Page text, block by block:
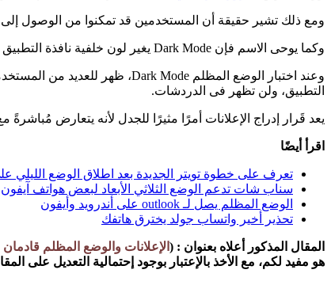
ومع ذلك تشير حقيقة أن المستخدمين قد تمكنوا من الوصول
وكما يوحى الاسم فإن Dark Mode يغير لون خلفية نافذة التطبيق إلى اللون الأسود، مما يَجعل الأمّر أكثَر سهولة على العينين، خاصة عند استخدام هاتفك فى المساء.
التطبيق، ولن تظهر فى الدردشات.
يعد قَرار إدراج الإعلانات أمرًا مثيرًا للجدل لأنه يتعارض
اقرأ أيضًا
تعرف على خطوة تويتر الجديدة بعد اطلاق الوضع الليلي
سناب شات تدعم الوضع الثلاثي الأبعاد لبعض هواتف آيفون
الوضع المظلم يصل لـ outlook على أندرويد وأيفون
تحذير أخير واتساب جولد يخترق هاتفك
المقال المذكور أعلاه بعنوان :
( الإعلانات والوضع المظلم
هو مفيد لكم، مع الأخذ بالإعتبار بوجود إحتمالية التعديل على